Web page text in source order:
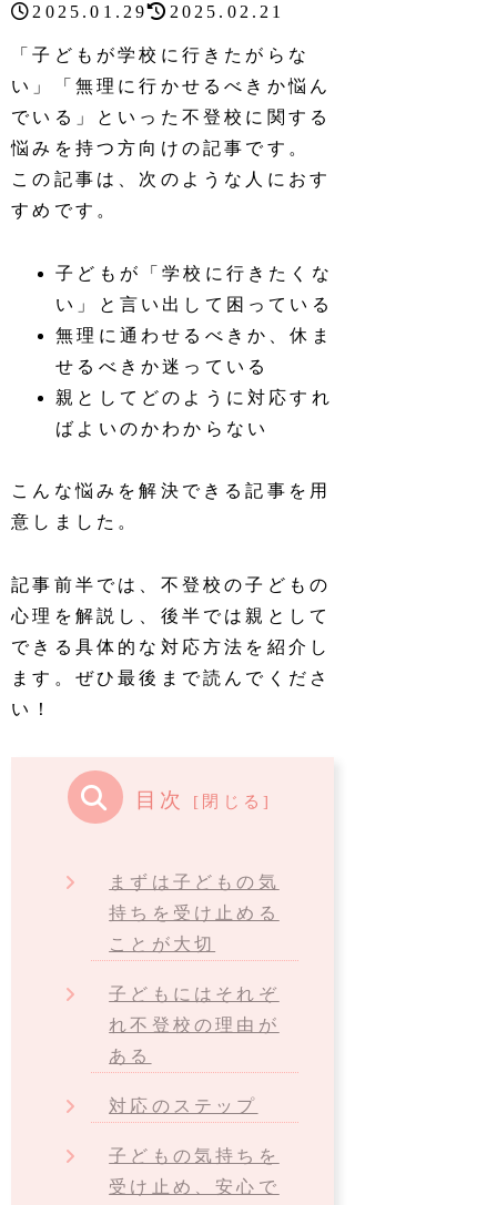
2025.01.29
2025.02.21
「子どもが学校に行きたがらな
い」「無理に行かせるべきか悩ん
でいる」といった不登校に関する
悩みを持つ方向けの記事です。
この記事は、次のような人におす
すめです。
子どもが「学校に行きたくな
い」と言い出して困っている
無理に通わせるべきか、休ま
せるべきか迷っている
親としてどのように対応すれ
ばよいのかわからない
こんな悩みを解決できる記事を用
意しました。
記事前半では、不登校の子どもの
心理を解説し、後半では親として
できる具体的な対応方法を紹介し
ます。ぜひ最後まで読んでくださ
い！
目次
まずは子どもの気
持ちを受け止める
ことが大切
子どもにはそれぞ
れ不登校の理由が
ある
対応のステップ
子どもの気持ちを
受け止め、安心で